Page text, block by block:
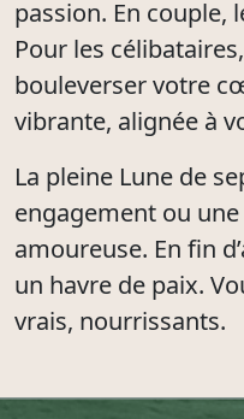
passion. En couple,
Pour les
bouleverser votre
vibrante, alignée à
La pleine Lune de
engagement ou
amoureuse. En fin
un havre de paix.
vrais, nourrissants.